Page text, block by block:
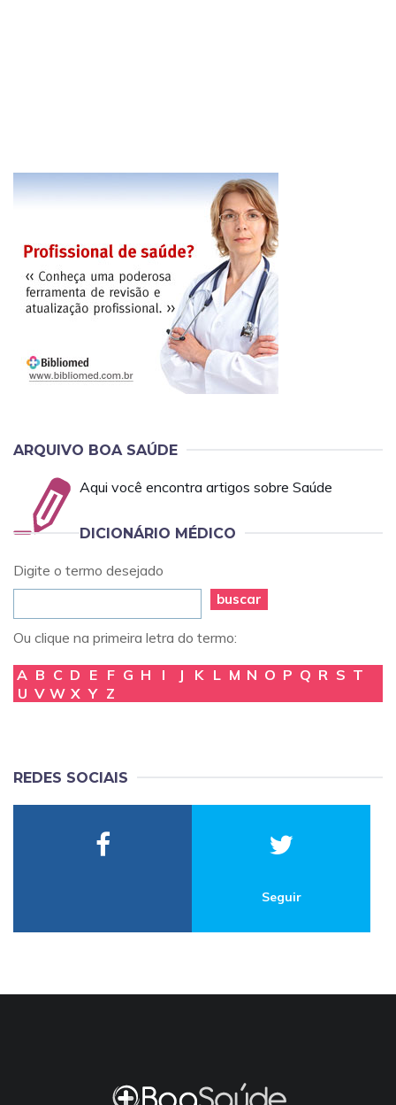
ARQUIVO BOA SAÚDE
Aqui você encontra artigos sobre Saúde
DICIONÁRIO MÉDICO
Digite o termo desejado
buscar
Ou clique na primeira letra do termo:
A B C D E F G H I J K L M N O P Q R S T
U V W X Y Z
REDES SOCIAIS
Seguir